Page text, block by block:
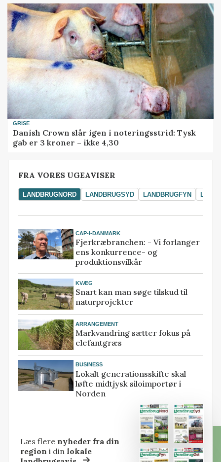
GRISE
Danish Crown slår igen i noteringsstrid: Tysk
gab er 3 kroner – ikke 4,30
FRA VORES UGEAVISER
LANDBRUGNORD LANDBRUGSYD LANDBRUGFYN
CAP-I-DANMARK
Fjerkræbranchen: - Vi forlanger
ens konkurrence- og
produktionsvilkår
KVÆG
Snart kan man søge tilskud til
naturprojekter
ARRANGEMENT
Markvandring sætter fokus på
elefantgræs
BUSINESS
Lokalt generationsskifte skal
løfte midtjysk siloimportør i
Norden
Læs flere nyheder fra din
region i dinlokale